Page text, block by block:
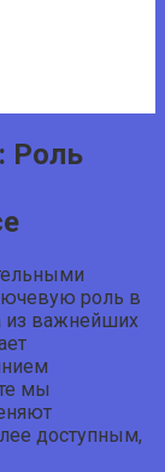
Роль
роль в
из важнейших
мы
доступным,